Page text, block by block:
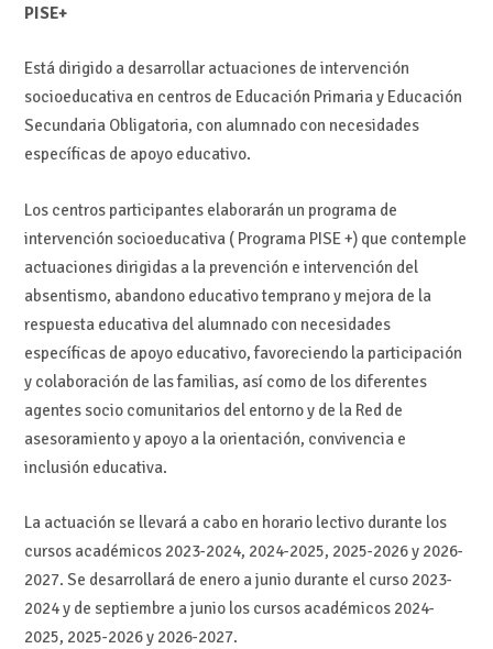
PISE+
Está dirigido a desarrollar actuaciones de intervención
socioeducativa en centros de Educación Primaria y Educación
Secundaria Obligatoria, con alumnado con necesidades
específicas de apoyo educativo.
Los centros participantes elaborarán un programa de
intervención socioeducativa ( Programa PISE +) que contemple
actuaciones dirigidas a la prevención e intervención del
absentismo, abandono educativo temprano y mejora de la
respuesta educativa del alumnado con necesidades
específicas de apoyo educativo, favoreciendo la participación
y colaboración de las familias, así como de los diferentes
agentes socio comunitarios del entorno y de la Red de
asesoramiento y apoyo a la orientación, convivencia e
inclusión educativa.
La actuación se llevará a cabo en horario lectivo durante los
cursos académicos 2023-2024, 2024-2025, 2025-2026 y 2026-
2027. Se desarrollará de enero a junio durante el curso 2023-
2024 y de septiembre a junio los cursos académicos 2024-
2025, 2025-2026 y 2026-2027.